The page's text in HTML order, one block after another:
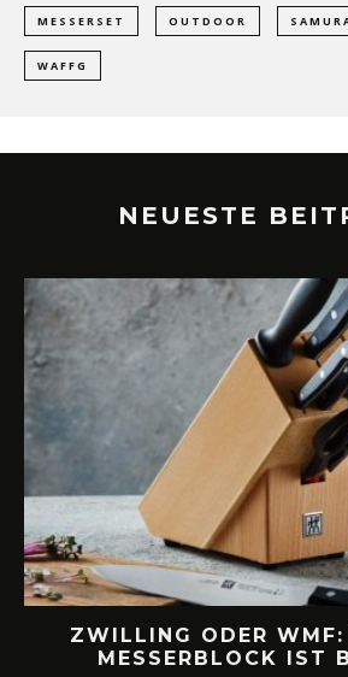
MESSERSET OUTDOOR
WAFFG
NEUESTE
ZWILLING ODER WMF:
MESSERBLOCK IST